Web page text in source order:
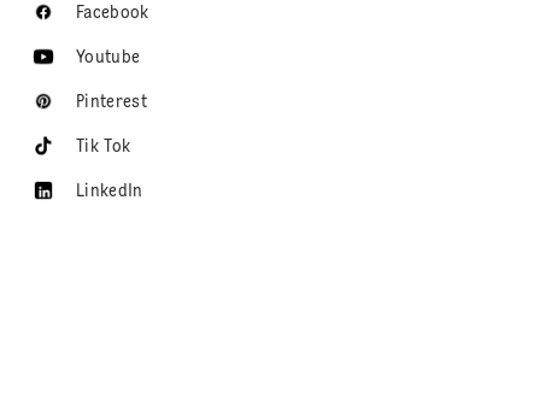
Facebook
Youtube
Pinterest
Tik Tok
LinkedIn